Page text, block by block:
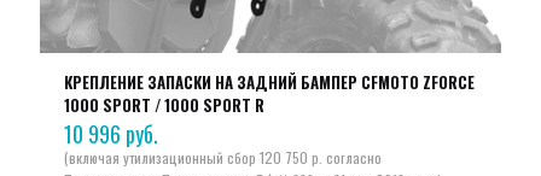
КРЕПЛЕНИЕ ЗАПАСКИ НА ЗАДНИЙ БАМПЕР CFMOTO ZFORCE
1000 SPORT / 1000 SPORT R
10 996 руб.